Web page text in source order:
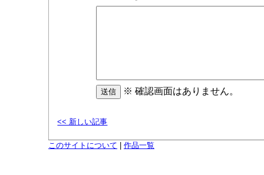
※ 確認画面はありません。
<< 新しい記事
このサイトについて 作品一覧